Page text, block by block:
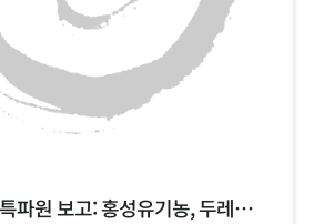
[두레생협 농산팀 특파원 보고: 홍성유기농, 두레한강 비 피해 현황 공유 ]